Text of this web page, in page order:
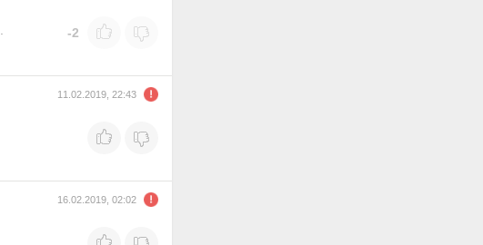
-2
11.02.2019, 22:43
16.02.2019, 02:02